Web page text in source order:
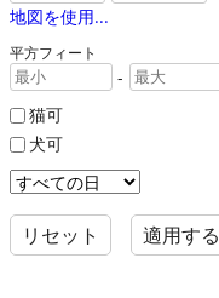
地図を使用...
平方フィート
-
猫可
犬可
リセット 適用する